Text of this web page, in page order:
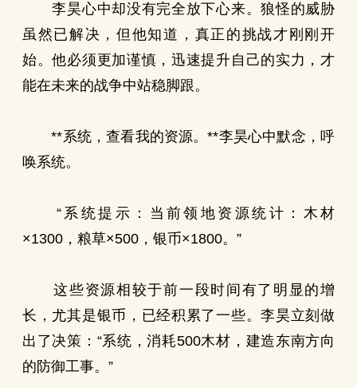
李昊心中却没有完全放下心来。狼怪的威胁
虽然已解决，但他知道，真正的挑战才刚刚开
始。他必须更加谨慎，迅速提升自己的实力，才
能在未来的战争中站稳脚跟。
**系统，查看我的资源。**李昊心中默念，呼
唤系统。
“系统提示：当前领地资源统计：木材
×1300，粮草×500，银币×1800。”
这些资源相较于前一段时间有了明显的增
长，尤其是银币，已经积累了一些。李昊立刻做
出了决策：“系统，消耗500木材，建造东南方向
的防御工事。”